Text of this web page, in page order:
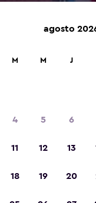
hoteles y alojamientos.
agosto
M M J
4 5 6
11 12 13
18 19 20